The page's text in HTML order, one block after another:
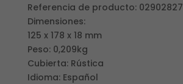
Referencia de producto: 02902827
Dimensiones:
125 x 178 x 18 mm
Peso: 0,209kg
Cubierta: Rústica
Idioma: Español